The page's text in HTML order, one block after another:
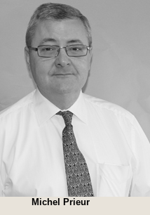
Michel Prieur